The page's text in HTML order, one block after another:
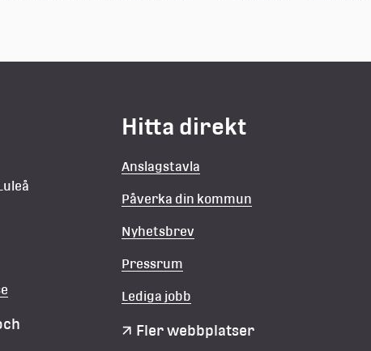
Hitta direkt
Anslagstavla
Påverka din kommun
Nyhetsbrev
Pressrum
Lediga jobb
Fler webbplatser